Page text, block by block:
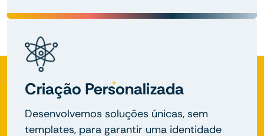
Criação Personalizada
Desenvolvemos soluções únicas, sem
templates, para garantir uma identidade